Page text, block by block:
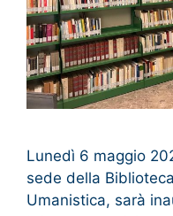
Lunedì 6 maggio
sede della
Umanistica, sarà